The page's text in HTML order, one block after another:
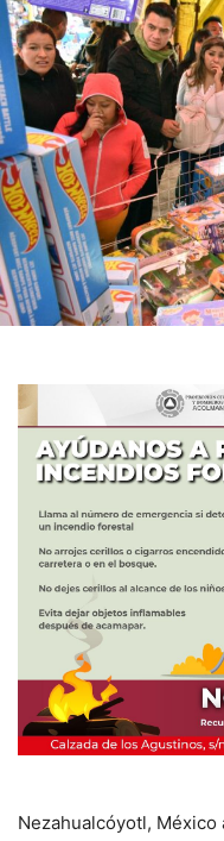
Nezahualcóyotl, México